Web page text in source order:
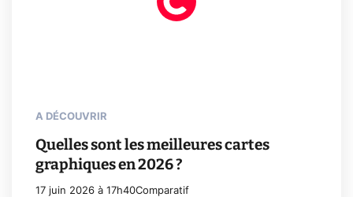
A DÉCOUVRIR
Quelles sont les meilleures cartes
graphiques en 2026 ?
17 juin 2026 à 17h40Comparatif